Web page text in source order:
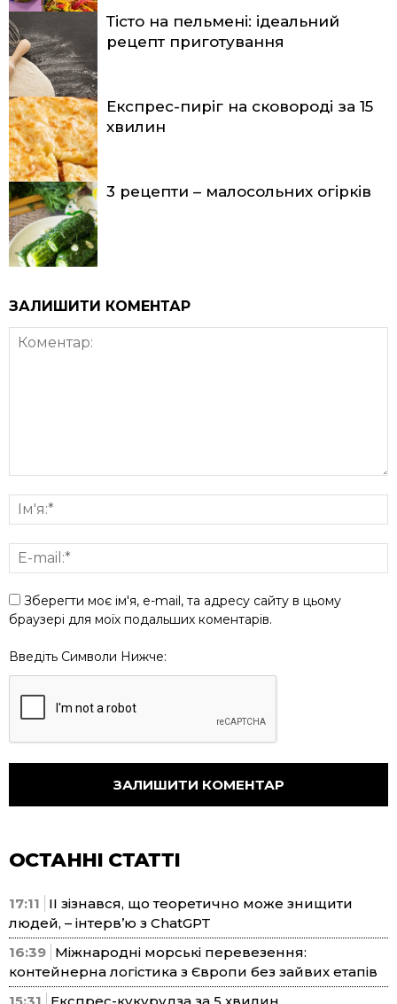
Тісто на пельмені: ідеальний
рецепт приготування
Експрес-пиріг на сковороді за 15
хвилин
3 рецепти – малосольних огірків
ЗАЛИШИТИ КОМЕНТАР
Зберегти моє ім'я, e-mail, та адресу сайту в цьому
браузері для моїх подальших коментарів.
Введіть Символи Нижче:
ОСТАННІ СТАТТІ
17:11
ІІ зізнався, що теоретично може знищити
людей, – інтерв’ю з ChatGPT
16:39 Міжнародні морські перевезення:
контейнерна логістика з Європи без зайвих етапів
15:31
Експрес-кукурудза за 5 хвилин